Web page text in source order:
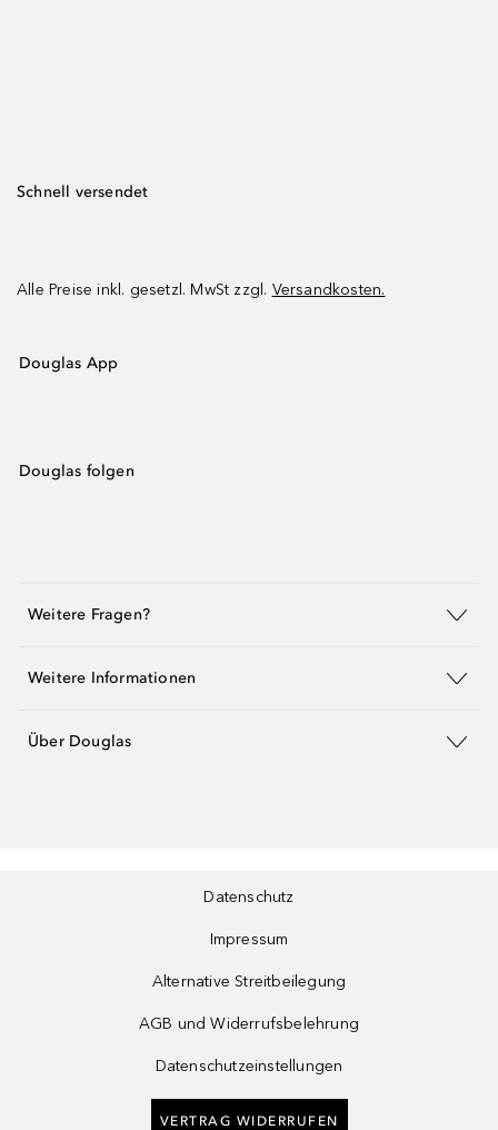
Schnell versendet
Alle Preise inkl. gesetzl. MwSt zzgl. Versandkosten.
Douglas App
Douglas folgen
Weitere Fragen?
Weitere Informationen
Über Douglas
Datenschutz
Impressum
Alternative Streitbeilegung
AGB und Widerrufsbelehrung
Datenschutzeinstellungen
VERTRAG WIDERRUFEN